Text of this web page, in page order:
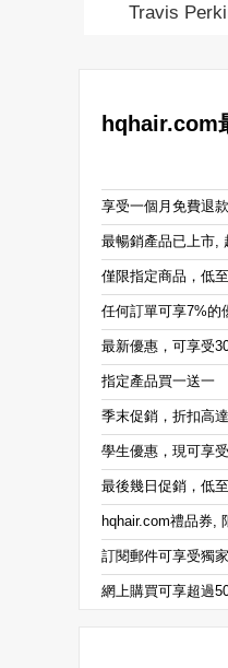
Travis
hqhair.com
享受一個月免費退款
最暢銷產品已上市,
僅限指定商品，低
任何訂單可享7%的
最新優惠，可享受
指定產品買一送一
季末促銷，折扣高
學生優惠，現可享
最後幾日促銷，低
hqhair.com禮品券,
訂閱郵件可享受獨
網上購買可享超過